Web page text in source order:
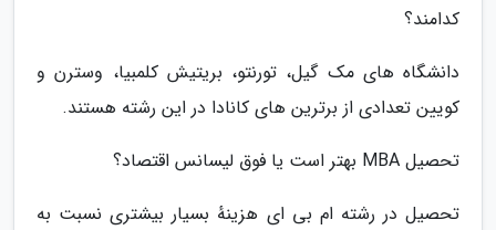
کدامند؟
دانشگاه های مک گیل، تورنتو، بریتیش کلمبیا، وسترن و
کویین تعدادی از برترین های کانادا در این رشته هستند.
تحصیل MBA بهتر است یا فوق لیسانس اقتصاد؟
تحصیل در رشته ام بی ای هزینهٔ بسیار بیشتری نسبت به